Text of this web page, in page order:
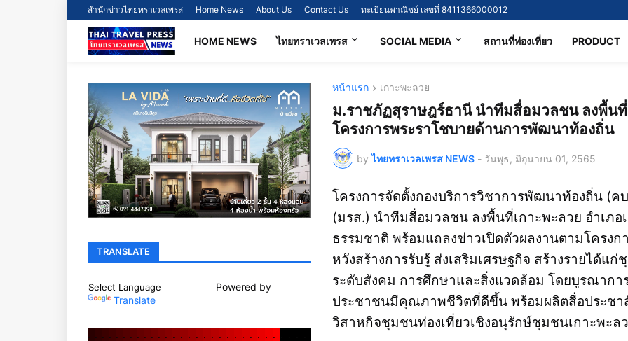
สำนักข่าวไทยทราเวลเพรส Home News About Us Contact Us ทะเบียนพาณิชย์ เลขที่ 8411366000012
HOME NEWS ไทยทราเวลเพรส SOCIAL MEDIA สถานที่ท่องเที่ยว PRODUCT
หน้าแรก เกาะพะลวย
ม.ราชภัฏสุราษฎร์ธานี นำทีมสื่อมวลชน ลงพื้นที่
โครงการพระราโชบายด้านการพัฒนาท้องถิ่น
by ไทยทราเวลเพรส NEWS - วันพุธ, มิถุนายน 01, 2565
โครงการจัดตั้งกองบริการวิชาการพัฒนาท้องถิ่น (
(มรส.) นำทีมสื่อมวลชน ลงพื้นที่เกาะพะลวย อำเภ
ธรรมชาติ พร้อมแถลงข่าวเปิดตัวผลงานตามโครง
หวังสร้างการรับรู้ ส่งเสริมเศรษฐกิจ สร้างรายได้
ระดับสังคม การศึกษาและสิ่งแวดล้อม โดยบูรณาก
ประชาชนมีคุณภาพชีวิตที่ดีขึ้น พร้อมผลิตสื่อประชา
วิสาหกิจชุมชนท่องเที่ยวเชิงอนุรักษ์ชุมชนเกาะพะล
TRANSLATE
Powered by
Translate
. . . . . . . . . . . . . . . . . . . . . . . .